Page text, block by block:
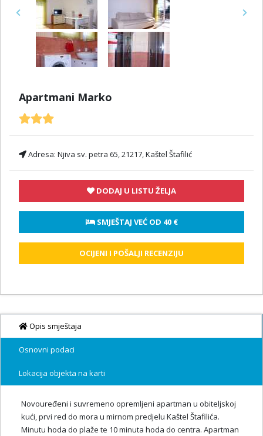
Previous Next
Apartmani Marko
Adresa: Njiva sv. petra 65, 21217, Kaštel Štafilić
DODAJ U LISTU ŽELJA
SMJEŠTAJ VEĆ OD 40 €
OCIJENI I POŠALJI RECENZIJU
Opis smještaja
Osnovni podaci
Lokacija objekta na karti
Novouređeni i suvremeno opremljeni apartman u obiteljskoj
kući, prvi red do mora u mirnom predjelu Kaštel Štafilića.
Minutu hoda do plaže te 10 minuta hoda do centra. Apartman